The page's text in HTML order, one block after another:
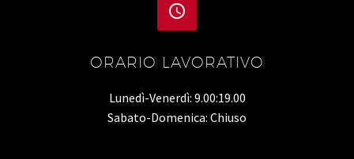


ORARIO LAVORATIVO
Lunedì-Venerdì: 9.00:19.00
Sabato-Domenica: Chiuso